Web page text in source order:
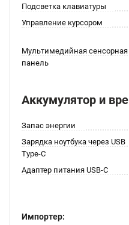
Подсветка клавиатуры
Управление курсором
Мультимедийная сенсорная
панель
Аккумулятор и
Запас энергии
Зарядка ноутбука через USB
Type-C
Адаптер питания USB-C
Импортер: